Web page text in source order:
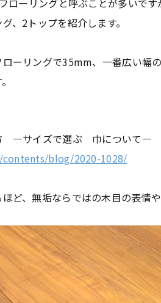
ローリングと呼ぶことが多いで
、2トップを紹介します。
ーリングで35mm、一番広い幅
―サイズで選ぶ 巾について―
blog/2020-1028/
ど、無垢ならではの木目の表情